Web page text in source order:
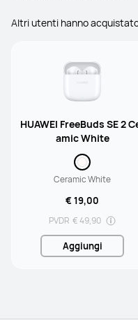
Altri utenti hanno
HUAWEI FreeBuds SE 2
amic White
Ceramic White
€ 19,00
PVDR € 49,90
Aggiungi